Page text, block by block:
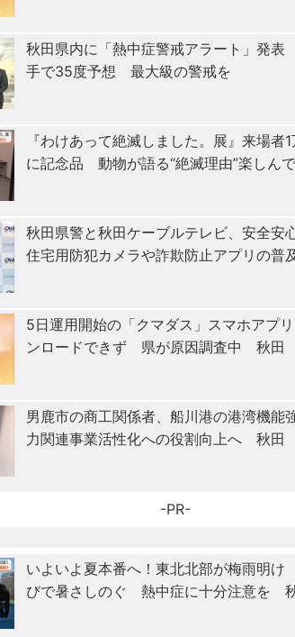
秋田県内に「熱中症警戒アラート」発
手で35度予想 最大級の警戒を
『わけあって絶滅しました。展』来場
に記念品 動物が語る“絶滅理由”楽しんで
秋田県警と秋田ケーブルテレビ、安全
住宅用防犯カメラや詐欺防止アプリの普
5日運用開始の「クマダス」スマホアプ
ンロードできず 県が原因調査中 秋田
男鹿市の商工関係者、船川港の港湾機
力関連事業活性化への役割向上へ 秋田
-PR-
いよいよ夏本番へ！東北北部が梅雨明
びで暑さしのぐ 熱中症に十分注意を